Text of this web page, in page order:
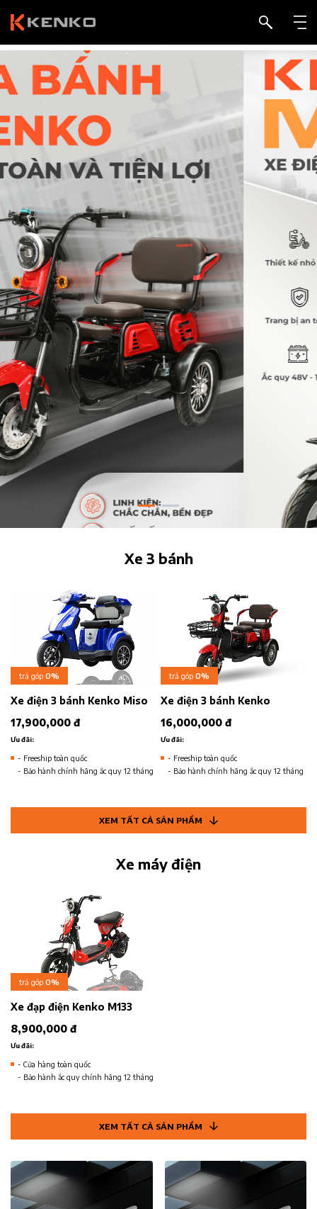
Xe 3 bánh
trả góp 0%
Xe điện 3 bánh Kenko Miso
17,900,000 đ
Ưu đãi:
- Freeship toàn quốc
- Bảo hành chính hãng ắc quy 12 tháng
trả góp 0%
Xe điện 3 bánh Kenko
16,000,000 đ
Ưu đãi:
- Freeship toàn quốc
- Bảo hành chính hãng ắc quy 12 tháng
XEM TẤT CẢ SẢN PHẨM
Xe máy điện
trả góp 0%
Xe đạp điện Kenko M133
8,900,000 đ
Ưu đãi:
- Cửa hàng toàn quốc
- Bảo hành ắc quy chính hãng 12 tháng
XEM TẤT CẢ SẢN PHẨM